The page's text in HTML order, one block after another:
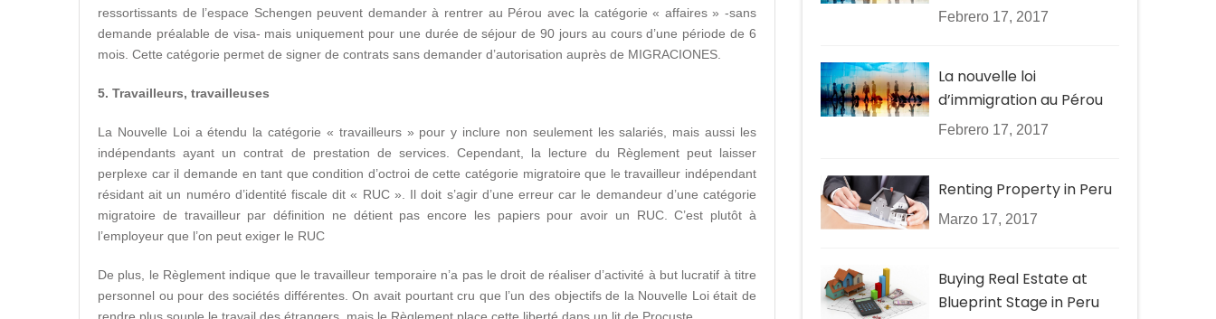
ressortissants de l’espace Schengen peuvent demander à rentrer au Pérou avec la catégorie « affaires » -sans
demande préalable de visa- mais uniquement pour une durée de séjour de 90 jours au cours d’une période de 6
mois. Cette catégorie permet de signer de contrats sans demander d’autorisation auprès de MIGRACIONES.
5. Travailleurs, travailleuses
La Nouvelle Loi a étendu la catégorie « travailleurs » pour y inclure non seulement les salariés, mais aussi les
indépendants ayant un contrat de prestation de services. Cependant, la lecture du Règlement peut laisser
perplexe car il demande en tant que condition d’octroi de cette catégorie migratoire que le travailleur indépendant
résidant ait un numéro d’identité fiscale dit « RUC ». Il doit s’agir d’une erreur car le demandeur d’une catégorie
migratoire de travailleur par définition ne détient pas encore les papiers pour avoir un RUC. C’est plutôt à
l’employeur que l’on peut exiger le RUC
De plus, le Règlement indique que le travailleur temporaire n’a pas le droit de réaliser d’activité à but lucratif à titre
personnel ou pour des sociétés différentes. On avait pourtant cru que l’un des objectifs de la Nouvelle Loi était de
rendre plus souple le travail des étrangers, mais le Règlement place cette liberté dans un lit de Procuste.
Febrero 17, 2017
La nouvelle loi
d’immigration au Pérou
Febrero 17, 2017
Renting Property in Peru
Marzo 17, 2017
Buying Real Estate at
Blueprint Stage in Peru